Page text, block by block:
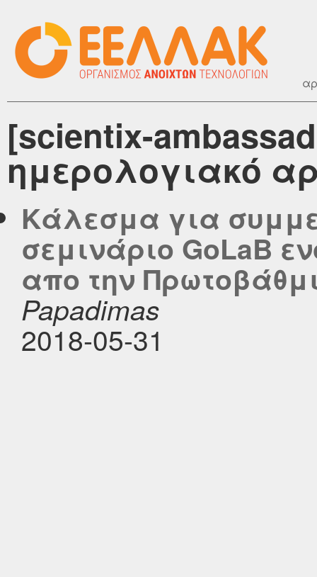
[scientix-
ημερολογιακό
Κάλεσμα για
σεμινάριο GoLaB
απο την
Papadimas
2018-05-31